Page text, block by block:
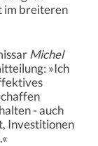
im breiteren
Michel
»Ich
- auch
Investitionen